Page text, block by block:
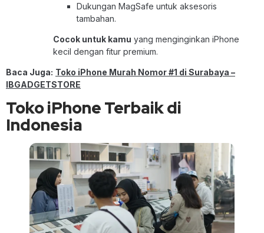
Dukungan MagSafe untuk aksesoris
tambahan.
Cocok untuk kamu yang menginginkan iPhone
kecil dengan fitur premium.
Baca Juga: Toko iPhone Murah Nomor #1 di Surabaya –
IBGADGETSTORE
Toko iPhone Terbaik di
Indonesia